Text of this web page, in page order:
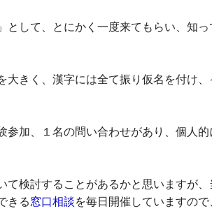
して、とにかく一度来てもらい、知
きく、漢字には全て振り仮名を付け
加、１名の問い合わせがあり、個人
検討することがあるかと思いますが
きる窓口相談を毎日開催していますの